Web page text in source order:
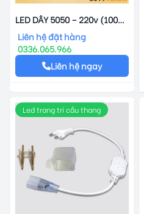
LED DÂY 5050 – 220v (100
MÉT)
Liên hệ đặt hàng
0336.065.966
Liên hệ ngay
Led trang trí cầu thang